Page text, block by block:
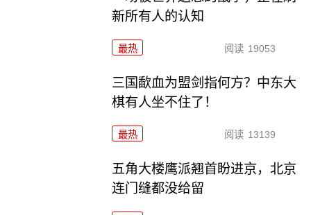
新所有人的认知
最热 阅读 19053
三国歃血为盟剑指何方？中东大
棋有人坐不住了！
最热 阅读 13139
五角大楼鹰派翘首盼进京，北京
连门缝都没给留